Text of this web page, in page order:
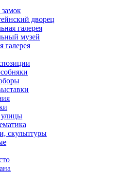
дворец
галерея
музей
галерея
скульптуры